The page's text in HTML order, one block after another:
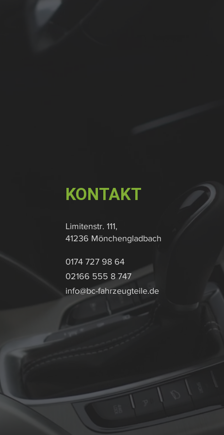
KONTAKT
Limitenstr. 111,
41236 Mönchengladbach
0174 727 98 64
02166 555 8 747
info@bc-fahrzeugteile.de